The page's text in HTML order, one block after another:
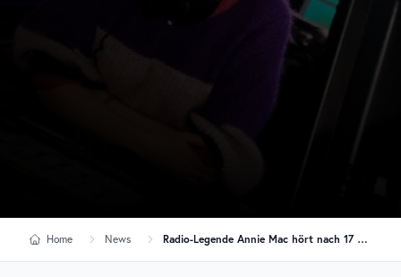
Home News Radio-Legende Annie Mac hört nach 17 Jahren bei BBC Radio 1 auf